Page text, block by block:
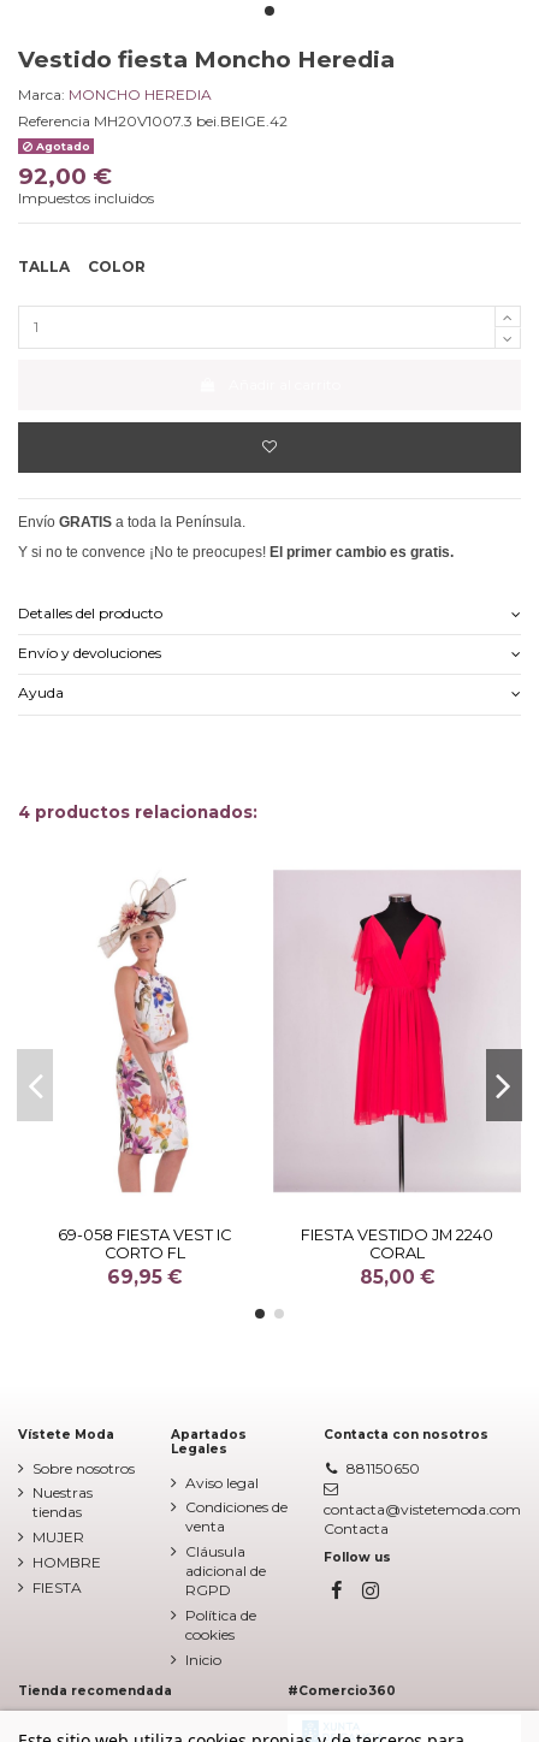
Vestido fiesta Moncho Heredia
Marca: MONCHO HEREDIA
Referencia MH20V1007.3 bei.BEIGE.42
Agotado
92,00 €
Impuestos incluidos
TALLA COLOR
Envío GRATIS a toda la Península.
Y si no te convence ¡No te preocupes! El primer cambio es gratis.
Detalles del producto
Envío y devoluciones
Ayuda
4 productos relacionados:
69-058 FIESTA VEST IC
CORTO FL
69,95 €
FIESTA VESTIDO JM 2240
CORAL
85,00 €
Vístete Moda
Sobre nosotros
Nuestras
tiendas
MUJER
HOMBRE
FIESTA
Apartados
Legales
Aviso legal
Condiciones de
venta
Cláusula
adicional de
RGPD
Política de
cookies
Inicio
Contacta con nosotros
881150650
contacta@vistetemoda.com
Contacta
Follow us
Tienda recomendada #Comercio360